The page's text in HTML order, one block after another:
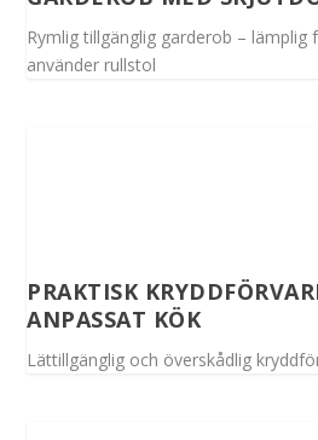
Rymlig tillgänglig garderob – lämplig
använder rullstol
PRAKTISK
ANPASSAT KÖK
Lättillgänglig och överskådlig